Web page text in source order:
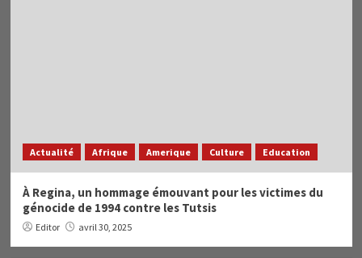
Actualité Afrique Amerique Culture Education
À Regina, un hommage émouvant pour les victimes du
génocide de 1994 contre les Tutsis
Editor avril 30, 2025